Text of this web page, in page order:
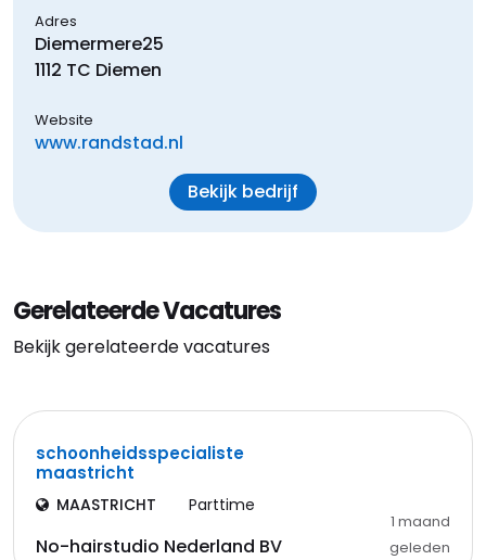
Adres
Diemermere25
1112 TC Diemen
Website
www.randstad.nl
Bekijk bedrijf
Gerelateerde Vacatures
Bekijk gerelateerde vacatures
schoonheidsspecialiste
maastricht
MAASTRICHT Parttime
No-hairstudio Nederland BV
1 maand
geleden